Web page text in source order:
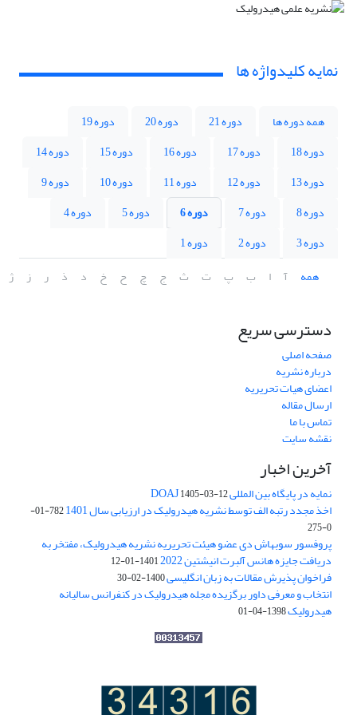
نمایه کلیدواژه ها
همه دوره ها دوره 21 دوره 20
دوره 19
دوره 18
دوره 17 دوره 16 دوره 15
دوره 14
دوره 13
دوره 12 دوره 11 دوره 10
دوره 9
دوره 8
دوره 7 دوره 6 دوره 5
دوره 4
دوره 3
دوره 2
دوره 1
همه
آ ا ب پ ت ث ج چ ح خ د ذ ر ز ژ
دسترسی سریع
صفحه اصلی
درباره نشریه
اعضای هیات تحریریه
ارسال مقاله
تماس با ما
نقشه سایت
آخرین اخبار
نمایه در پایگاه بین المللی DOAJ1405-03-12
اخذ مجدد رتبه الف توسط نشریه هیدرولیک در ارزیابی سال 1401
782-01-
0-275
پروفسور سوبهاش دی عضو هیئت تحریریه نشریه هیدرولیک، مفتخر به
دریافت جایزه هانس آلبرت انیشتین 2022 1401-01-12
فراخوان پذیرش مقالات به زبان انگلیسی1400-02-30
انتخاب و معرفی داور برگزیده مجله هیدرولیک در کنفرانس سالیانه
هیدرولیک1398-04-01